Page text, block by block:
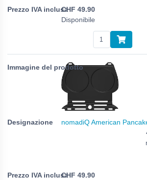
CHF 49.90
Disponibile
nomadiQ American
CHF 49.90